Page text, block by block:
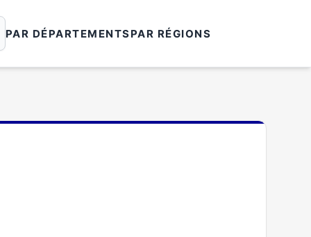
PAR DÉPARTEMENTSPAR RÉGIONS